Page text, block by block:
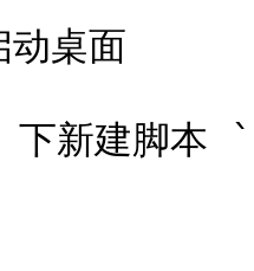
桌面
新建脚本